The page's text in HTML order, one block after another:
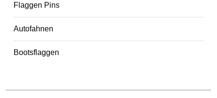
Flaggen Pins
Autofahnen
Bootsflaggen